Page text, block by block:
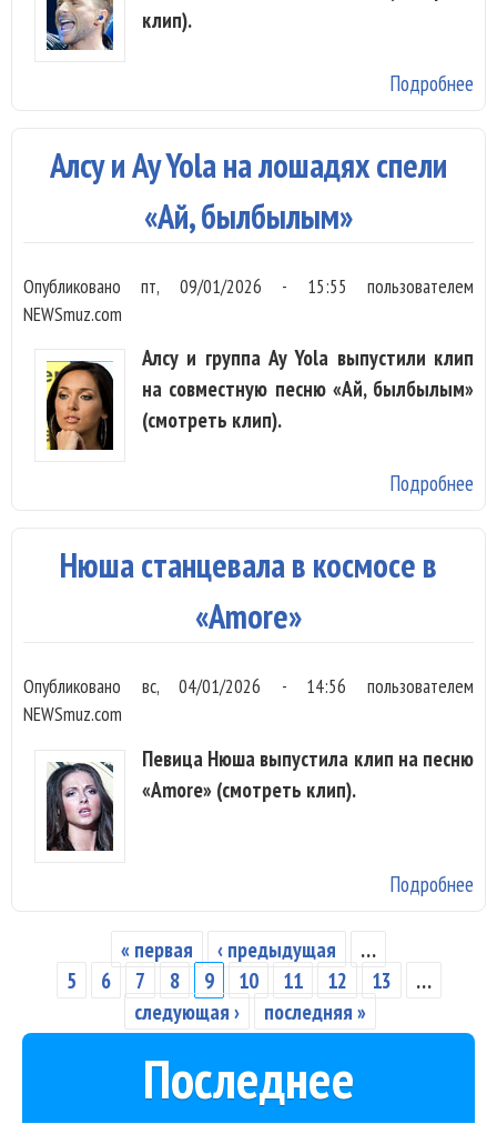
клип).
Подробнее
Алсу и Ay Yola на лошадях спели
«Ай, былбылым»
Опубликованопт, 09/01/2026 - 15:55 пользователем
NEWSmuz.com
Алсу и группа Ay Yola выпустили клип
на совместную песню «Ай, былбылым»
(смотреть клип).
Подробнее
Нюша станцевала в космосе в
«Amore»
Опубликовано вс, 04/01/2026 - 14:56 пользователем
NEWSmuz.com
Певица Нюша выпустила клип на песню
«Amore» (смотреть клип).
Подробнее
Страницы
« первая ‹ предыдущая
…
5
6 7 8 9 10 11 12 13
…
следующая ›
последняя »
Последнее